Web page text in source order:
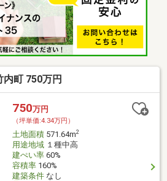
町 750万円
750万円
（坪単価:4.34万円）
土地面積571.64m2
用途地域１種中高
建ぺい率60%
容積率160%
建築条件なし